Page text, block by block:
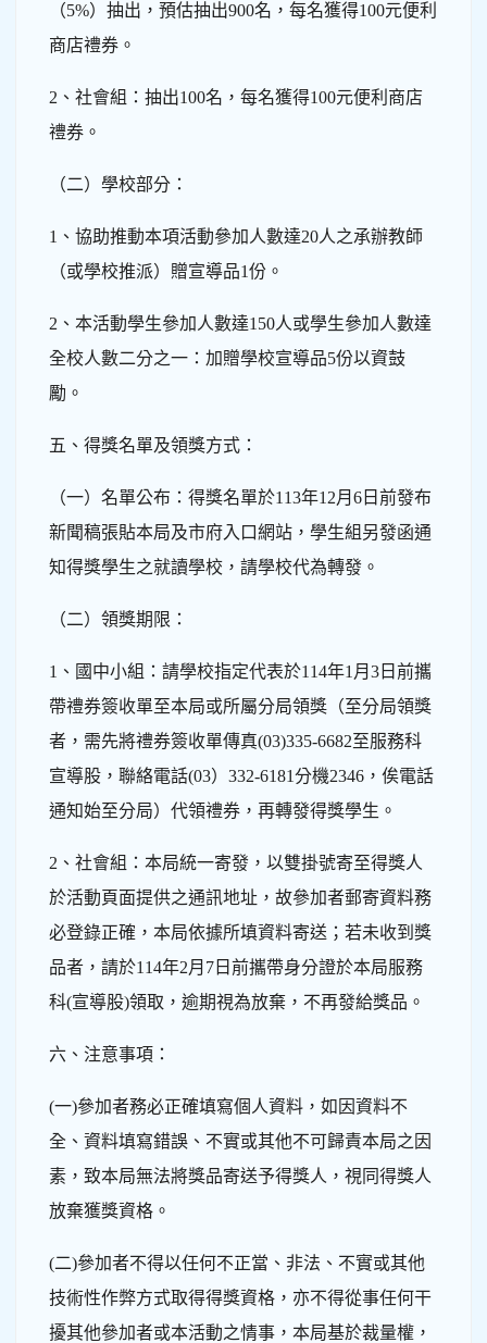
（5%）抽出，預估抽出900名，每名獲得100元便利
商店禮券。
2、社會組：抽出100名，每名獲得100元便利商店
禮券。
（二）學校部分：
1、協助推動本項活動參加人數達20人之承辦教師
（或學校推派）贈宣導品1份。
2、本活動學生參加人數達150人或學生參加人數達
全校人數二分之一：加贈學校宣導品5份以資鼓
勵。
五、得獎名單及領獎方式：
（一）名單公布：得獎名單於113年12月6日前發布
新聞稿張貼本局及市府入口網站，學生組另發函通
知得獎學生之就讀學校，請學校代為轉發。
（二）領獎期限：
1、國中小組：請學校指定代表於114年1月3日前攜
帶禮券簽收單至本局或所屬分局領獎（至分局領獎
者，需先將禮券簽收單傳真(03)335-6682至服務科
宣導股，聯絡電話(03）332-6181分機2346，俟電話
通知始至分局）代領禮券，再轉發得獎學生。
2、社會組：本局統一寄發，以雙掛號寄至得獎人
於活動頁面提供之通訊地址，故參加者郵寄資料務
必登錄正確，本局依據所填資料寄送；若未收到獎
品者，請於114年2月7日前攜帶身分證於本局服務
科(宣導股)領取，逾期視為放棄，不再發給獎品。
六、注意事項：
(一)參加者務必正確填寫個人資料，如因資料不
全、資料填寫錯誤、不實或其他不可歸責本局之因
素，致本局無法將獎品寄送予得獎人，視同得獎人
放棄獲獎資格。
(二)參加者不得以任何不正當、非法、不實或其他
技術性作弊方式取得得獎資格，亦不得從事任何干
擾其他參加者或本活動之情事，本局基於裁量權，